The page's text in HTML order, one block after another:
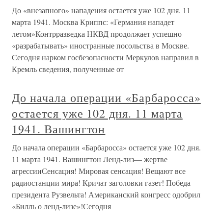
До «внезапного» нападения остается уже 102 дня. 11
марта 1941. Москва Криппс: «Германия нападет
летом»Контрразведка НКВД продолжает успешно
«разрабатывать» иностранные посольства в Москве.
Сегодня нарком госбезопасности Меркулов направил в
Кремль сведения, полученные от
До начала операции «Барбаросса»
остается уже 102 дня. 11 марта
1941. Вашингтон
До начала операции «Барбаросса» остается уже 102 дня.
11 марта 1941. Вашингтон Ленд-лиз— жертве
агрессииСенсация! Мировая сенсация! Вещают все
радиостанции мира! Кричат заголовки газет! Победа
президента Рузвельта! Американский конгресс одобрил
«Билль о ленд-лизе»!Сегодня